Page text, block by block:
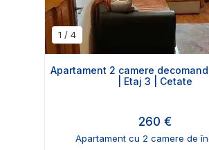
1 / 4
Apartament 2 camere
| Etaj 3 | Cetate
260 €
Apartament cu 2 camere de